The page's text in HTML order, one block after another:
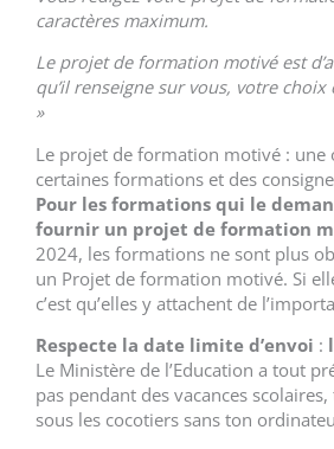
caractères maximum.
Le projet de formation motivé est
qu’il renseigne sur vous, votre
»
Le projet de formation motivé :
certaines formations et des
Pour les formations qui le
fournir un projet de formation
2024, les formations ne sont plus
un Projet de formation motivé. Si
c’est qu’elles y attachent de
Respecte la date limite d’envoi :
Le Ministère de l’Education a tout
pas pendant des vacances
sous les cocotiers sans ton